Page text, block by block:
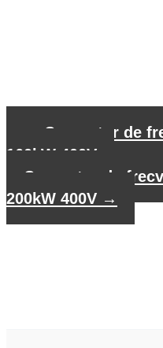
Convertor de
160kW 400V
Convertor de
200kW 400V →